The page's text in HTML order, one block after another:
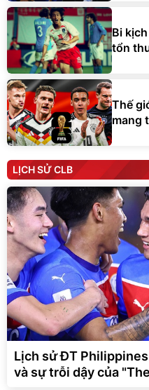
Bi
tổn
Thế
mang
LỊCH SỬ CLB
Lịch sử ĐT
và sự trỗi dậy của